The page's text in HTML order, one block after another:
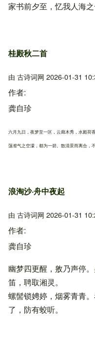
家书前夕至，忆我人海之
桂殿秋二首
由 古诗词网 2026-01-31
作者
龚自珍
六月九日，夜梦至一区，云廊木秀，水殿荷
荡瀣气之空濛，都为一碧。散清景而离合，
浪淘沙·舟中夜起
由 古诗词网 2026-01-31
作者
龚自珍
幽梦四更醒，敫乃声停
笛，聘取湘灵。
螺髻锁娉婷，烟雾青青
了，防有蛟听。